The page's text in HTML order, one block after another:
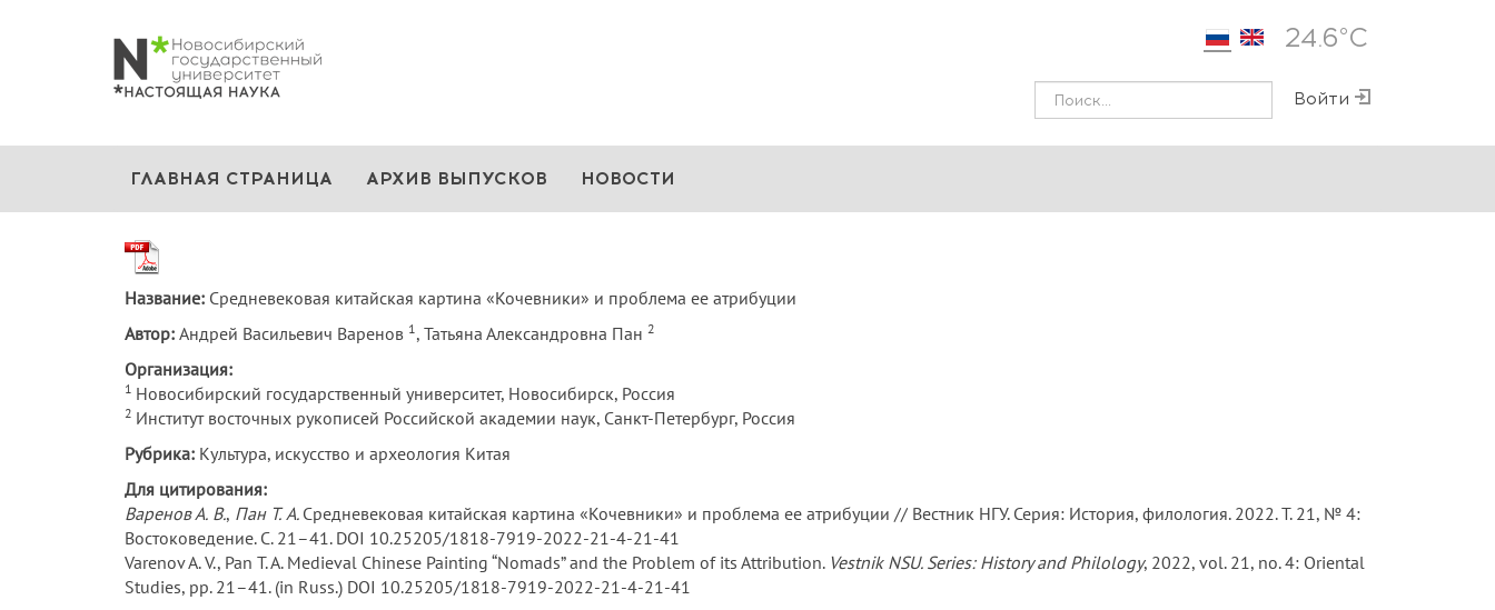
24.6°С
Войти
ГЛАВНАЯ СТРАНИЦА АРХИВ ВЫПУСКОВ НОВОСТИ
Название: Средневековая китайская картина «Кочевники» и проблема ее атрибуции
Автор: Андрей Васильевич Варенов 1, Татьяна Александровна Пан 2
Организация:
1 Новосибирский государственный университет, Новосибирск, Россия
2 Институт восточных рукописей Российской академии наук, Санкт-Петербург, Россия
Рубрика: Культура, искусство и археология Китая
Для цитирования:
Варенов А. В., Пан Т. А. Средневековая китайская картина «Кочевники» и проблема ее атрибуции // Вестник НГУ. Серия: История, филология. 2022. Т. 21, № 4:
Востоковедение. С. 21–41. DOI 10.25205/1818-7919-2022-21-4-21-41
Varenov A. V., Pan T. A. Medieval Chinese Painting “Nomads” and the Problem of its Attribution. Vestnik NSU. Series: History and Philology, 2022, vol. 21, no. 4: Oriental
Studies, pp. 21–41. (in Russ.) DOI 10.25205/1818-7919-2022-21-4-21-41